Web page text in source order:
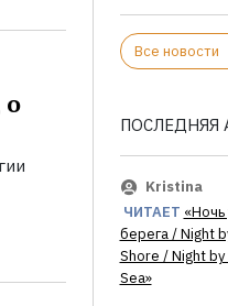
о
Все новости
ПОСЛЕДНЯЯ
Kristina
ЧИТАЕТ «Ночь
берега / Night
Shore / Night by
Sea»